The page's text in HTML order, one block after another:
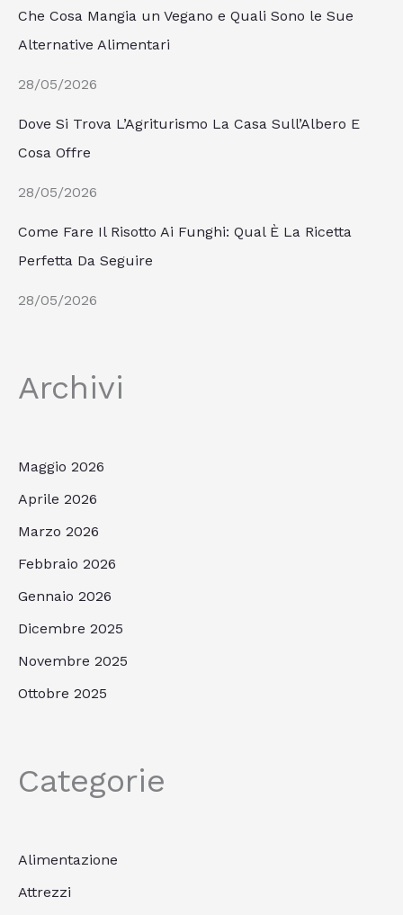
Che Cosa Mangia un Vegano e Quali Sono le Sue
Alternative Alimentari
28/05/2026
Dove Si Trova L’Agriturismo La Casa Sull’Albero E
Cosa Offre
28/05/2026
Come Fare Il Risotto Ai Funghi: Qual È La Ricetta
Perfetta Da Seguire
28/05/2026
Archivi
Maggio 2026
Aprile 2026
Marzo 2026
Febbraio 2026
Gennaio 2026
Dicembre 2025
Novembre 2025
Ottobre 2025
Categorie
Alimentazione
Attrezzi